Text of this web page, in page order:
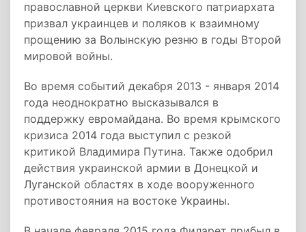
православной церкви Киевского патриархата
призвал украинцев и поляков к взаимному
прощению за Волынскую резню в годы Второй
мировой войны.
Во время событий декабря 2013 - января 2014
года неоднократно высказывался в
поддержку евромайдана. Во время крымского
кризиса 2014 года выступил с резкой
критикой Владимира Путина. Также одобрил
действия украинской армии в Донецкой и
Луганской областях в ходе вооруженного
противостояния на востоке Украины.